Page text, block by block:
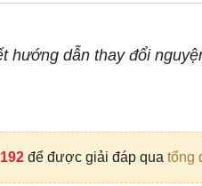
hướng dẫn thay đổi
để được giải đáp qua tổng